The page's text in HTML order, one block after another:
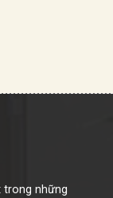
trong những